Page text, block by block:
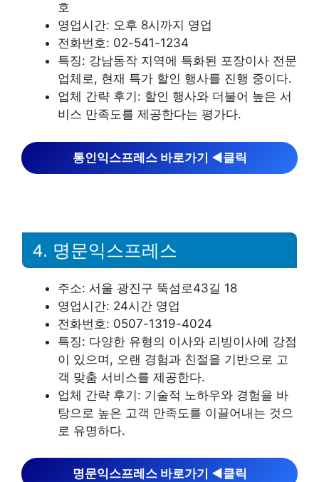
호
영업시간: 오후 8시까지 영업
전화번호: 02-541-1234
특징: 강남동작 지역에 특화된 포장이사 전문
업체로, 현재 특가 할인 행사를 진행 중이다.
업체 간략 후기: 할인 행사와 더불어 높은 서
비스 만족도를 제공한다는 평가다.
통인익스프레스 바로가기 ◀︎클릭
4. 명문익스프레스
주소: 서울 광진구 뚝섬로43길 18
영업시간: 24시간 영업
전화번호: 0507-1319-4024
특징: 다양한 유형의 이사와 리빙이사에 강점
이 있으며, 오랜 경험과 친절을 기반으로 고
객 맞춤 서비스를 제공한다.
업체 간략 후기: 기술적 노하우와 경험을 바
탕으로 높은 고객 만족도를 이끌어내는 것으
로 유명하다.
명문익스프레스 바로가기 ◀︎클릭